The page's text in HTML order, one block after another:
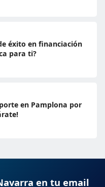
éxito en financiación
para ti?
en Pamplona por
en tu email